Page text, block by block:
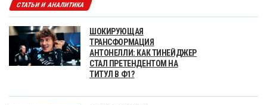
СТАТЬИ И АНАЛИТИКА
ШОКИРУЮЩАЯ
ТРАНСФОРМАЦИЯ
АНТОНЕЛЛИ: КАК ТИНЕЙДЖЕР
СТАЛ ПРЕТЕНДЕНТОМ НА
ТИТУЛ В Ф1?